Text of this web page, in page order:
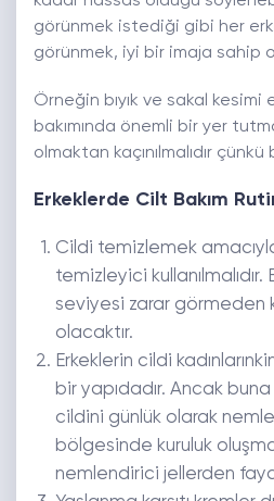
görünmek istediği gibi her
görünmek, iyi bir imaja sahip
Örneğin bıyık ve sakal kesimi
bakımında önemli bir yer
olmaktan kaçınılmalıdır
Erkeklerde Cilt Bakım
Cildi temizlemek
temizleyici
seviyesi zarar görmeden
olacaktır.
Erkeklerin cildi
bir yapıdadır. Ancak
cildini günlük olarak
bölgesinde kuruluk
nemlendirici jellerden